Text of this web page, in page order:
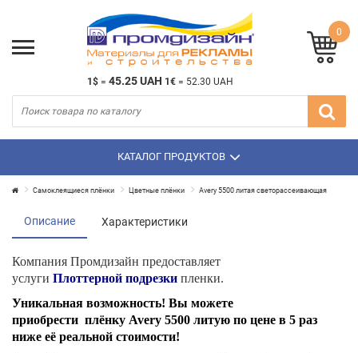
1$ = 45.25 UAH 1€ = 52.30 UAH
0
КАТАЛОГ ПРОДУКТОВ
Самоклеящиеся плёнки Цветные плёнки Avery 5500 литая светорассеивающая
Описание Характеристики
Компания Промдизайн предоставляет
услуги Плоттерной подрезки пленки.
Уникальная возможность! Вы можете
приобрести плёнку Avery 5500 литую по цене в 5 раз
ниже её реальной стоимости!